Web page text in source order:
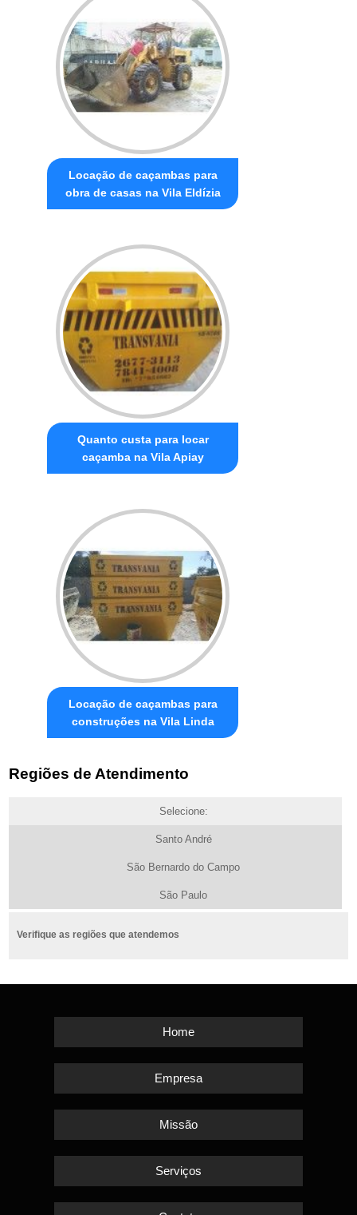
Locação de caçambas para
obra de casas na Vila Eldízia
Quanto custa para locar
caçamba na Vila Apiay
Locação de caçambas para
construções na Vila Linda
Regiões de Atendimento
Selecione:
Santo André
São Bernardo do Campo
São Paulo
Verifique as regiões que atendemos
Home
Empresa
Missão
Serviços